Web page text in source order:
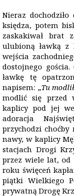
Nieraz
księdza, potem
zaskakiwał brat
ulubioną ławką z
wejścia
dostojnego
ławkę tę
napisem: „Tu
modlić się przed
kaplicy pod jej
adoracja
przychodzi
nawy, w kaplicy
stacjach Drogi
przez wiele lat, od
roku święceń
piątki Wielkiego
prywatną Drogę